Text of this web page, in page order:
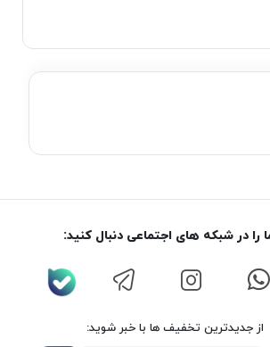
را در شبکه های اجتماعی دنبال کنید:
از جدیدترین تخفیف ها با خبر شوید: